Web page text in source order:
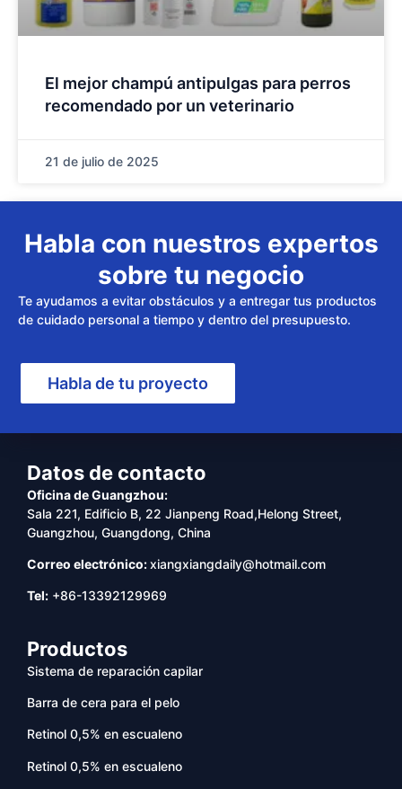
El mejor champú antipulgas para perros
recomendado por un veterinario
21 de julio de 2025
Habla con nuestros expertos
sobre tu negocio
Te ayudamos a evitar obstáculos y a entregar tus productos
de cuidado personal a tiempo y dentro del presupuesto.
Habla de tu proyecto
Datos de contacto
Oficina de Guangzhou:
Sala 221, Edificio B, 22 Jianpeng Road,Helong Street,
Guangzhou, Guangdong, China
Correo electrónico:xiangxiangdaily@hotmail.com
Tel: +86-13392129969
Productos
Sistema de reparación capilar
Barra de cera para el pelo
Retinol 0,5% en escualeno
Retinol 0,5% en escualeno